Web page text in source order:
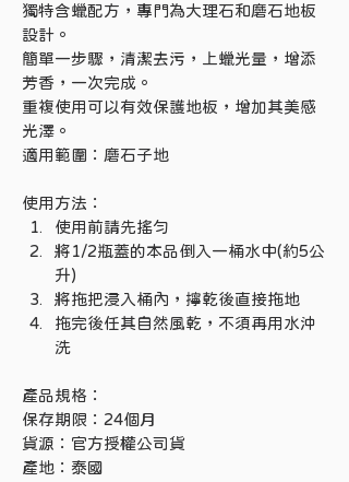
獨特含蠟配方，專門為大理石和磨石地板
設計。
簡單一步驟，清潔去污，上蠟光量，增添
芳香，一次完成。
重複使用可以有效保護地板，增加其美感
光澤。
適用範圍：磨石子地
使用方法：
使用前請先搖勻
將1/2瓶蓋的本品倒入一桶水中(約5公
升)
將拖把浸入桶內，擰乾後直接拖地
拖完後任其自然風乾，不須再用水沖
洗
產品規格：
保存期限：24個月
貨源：官方授權公司貨
產地：泰國